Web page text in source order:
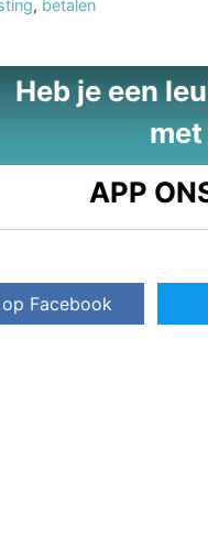
, betalen
Heb je een
APP
Facebook